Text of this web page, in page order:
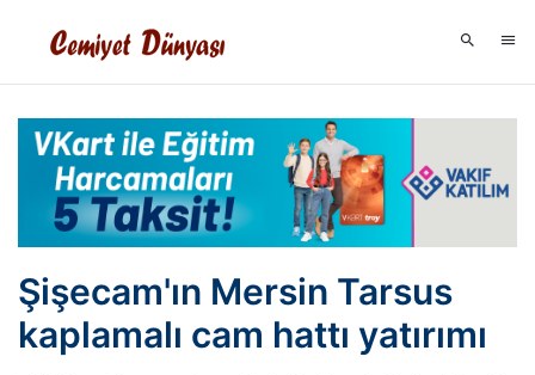
Şişecam'ın Mersin Tarsus
kaplamalı cam hattı yatırımı